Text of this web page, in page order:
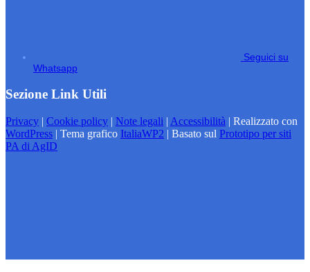
Seguici su
Whatsapp
Sezione Link Utili
Privacy | Cookie policy | Note legali | Accessibilità | Realizzato con
WordPress | Tema grafico ItaliaWP2 | Basato sul Prototipo per siti
PA di AgID